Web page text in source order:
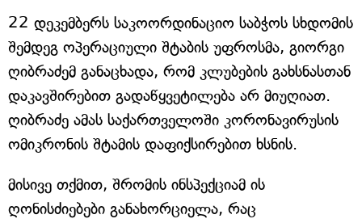
22 დეკემბერს საკოორდინაციო საბჭოს სხდომის
შემდეგ ოპერაციული შტაბის უფროსმა, გიორგი
ღიბრაძემ განაცხადა, რომ კლუბების გახსნასთან
დაკავშირებით გადაწყვეტილება არ მიუღიათ.
ღიბრაძე ამას საქართველოში კორონავირუსის
ომიკრონის შტამის დაფიქსირებით ხსნის.
მისივე თქმით, შრომის ინსპექციამ ის
ღონისძიებები განახორციელა, რაც